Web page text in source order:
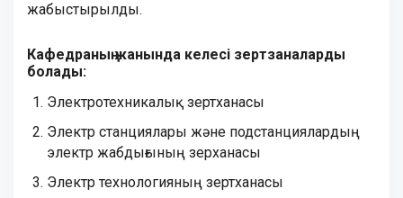
жабыстырылды.
Кафедраның жанында келесi зертзаналарды
болады:
Электротехникалық зертханасы
Электр станциялары және подстанциялардың
электр жабдығының зерханасы
Электр технологияның зертханасы